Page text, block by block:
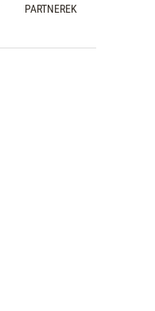
PARTNEREK